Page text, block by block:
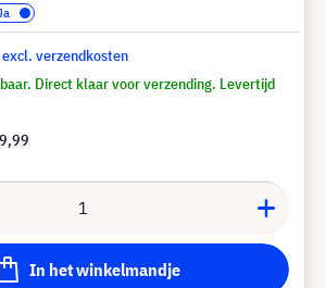
verzendkosten
Direct klaar voor verzending. Levertijd
In het winkelmandje